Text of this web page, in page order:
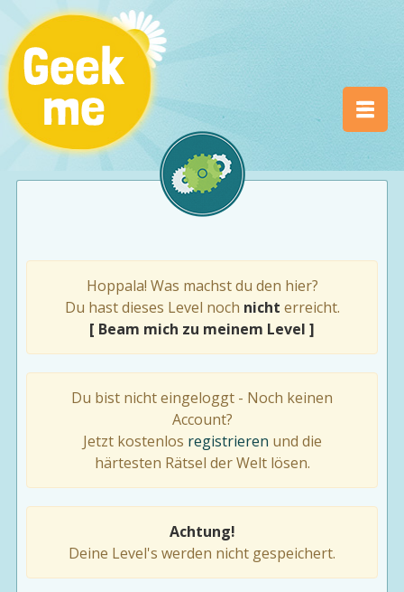
Hoppala! Was machst du den hier?
Du hast dieses Level noch nicht erreicht.
[ Beam mich zu meinem Level ]
Du bist nicht eingeloggt - Noch keinen
Account?
Jetzt kostenlos registrieren und die
härtesten Rätsel der Welt lösen.
Achtung!
Deine Level's werden nicht gespeichert.